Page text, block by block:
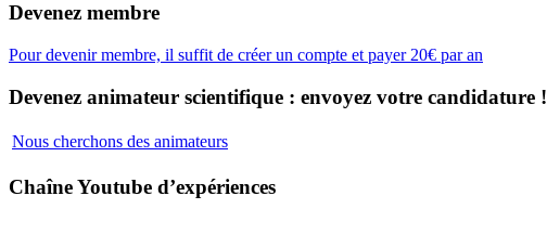
Devenez membre
Pour devenir membre, il suffit de créer un compte et payer 20€ par an
Devenez animateur scientifique : envoyez votre candidature !
Nous cherchons des animateurs
Chaîne Youtube d’expériences